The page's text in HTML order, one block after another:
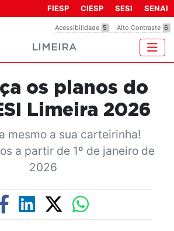
Acessibilidade 5 Alto Contraste 6
FIESP CIESP SESI SENAI
LIMEIRA
os planos do
Limeira 2026
mesmo a sua carteirinha!
a partir de 1º de janeiro de
2026